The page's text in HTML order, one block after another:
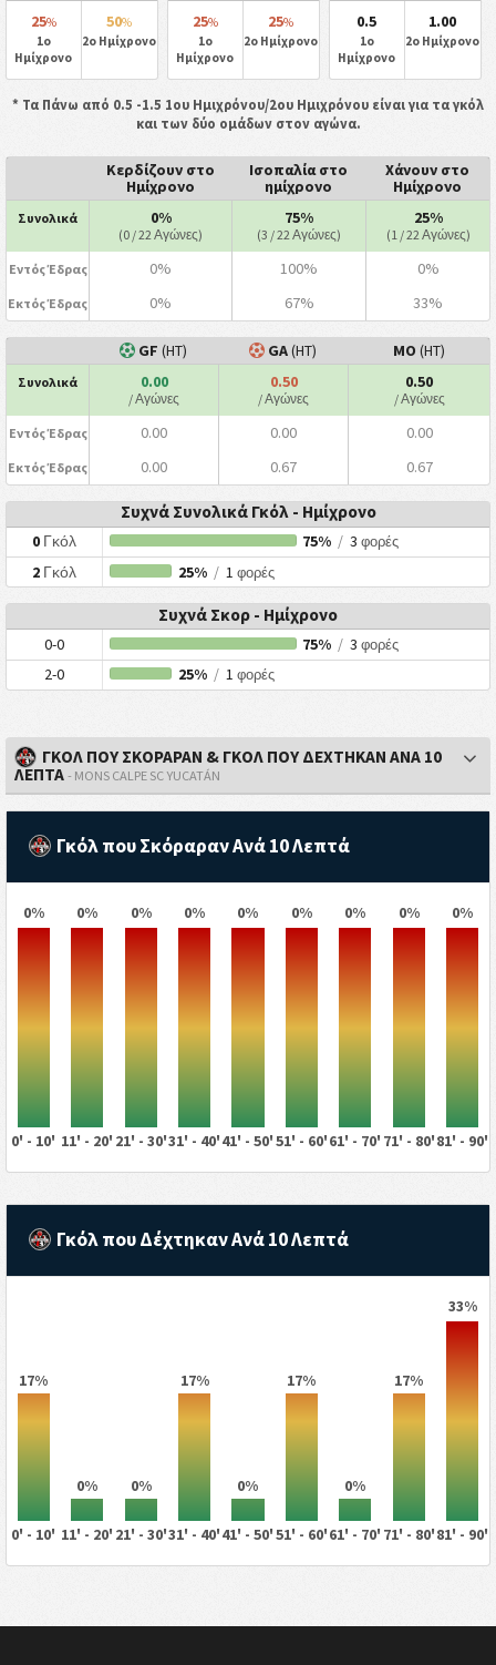
25%
1ο
Ημίχρονο
50%
2ο Ημίχρονο
25%
1ο
Ημίχρονο
25%
2ο Ημίχρονο
0.5
1ο
Ημίχρονο
1.00
2ο Ημίχρονο
* Τα Πάνω από 0.5 -1.5 1ου Ημιχρόνου/2ου Ημιχρόνου είναι για τα γκόλ
και των δύο ομάδων στον αγώνα.
Κερδίζουν στο
Ημίχρονο
Ισοπαλία στο
ημίχρονο
Χάνουν στο
Ημίχρονο
Συνολικά 0%
(0 / 22 Αγώνες)
75%
(3 / 22 Αγώνες)
25%
(1 / 22 Αγώνες)
Εντός Έδρας 0% 100% 0%
Εκτός Έδρας 0% 67% 33%
GF (HT) GA(HT) ΜΟ (HT)
Συνολικά 0.00
/ Αγώνες
0.50
/ Αγώνες
0.50
/ Αγώνες
Εντός Έδρας 0.00 0.00 0.00
Εκτός Έδρας 0.00 0.67 0.67
Συχνά Συνολικά Γκόλ - Ημίχρονο
0 Γκόλ 75% / 3φορές
2 Γκόλ 25% /1 φορές
Συχνά Σκορ - Ημίχρονο
0-0 75% / 3φορές
2-0 25% /1 φορές
ΓΚΟΛ ΠΟΥ ΣΚΟΡΑΡΑΝ & ΓΚΟΛ ΠΟΥ ΔΕΧΤΗΚΑΝ ΑΝΑ 10
ΛΕΠΤΑ - MONS CALPE SC YUCATÁN
Γκόλ που Σκόραραν Ανά 10 Λεπτά
0% 0% 0% 0% 0% 0% 0% 0% 0%
0' - 10' 11' - 20' 21' - 30'31' - 40'41' - 50'51' - 60'61' - 70' 71' - 80'81' - 90'
Γκόλ που Δέχτηκαν Ανά 10 Λεπτά
17%
0% 0%
17%
0%
17%
0%
17%
33%
0' - 10' 11' - 20' 21' - 30'31' - 40'41' - 50'51' - 60'61' - 70' 71' - 80'81' - 90'